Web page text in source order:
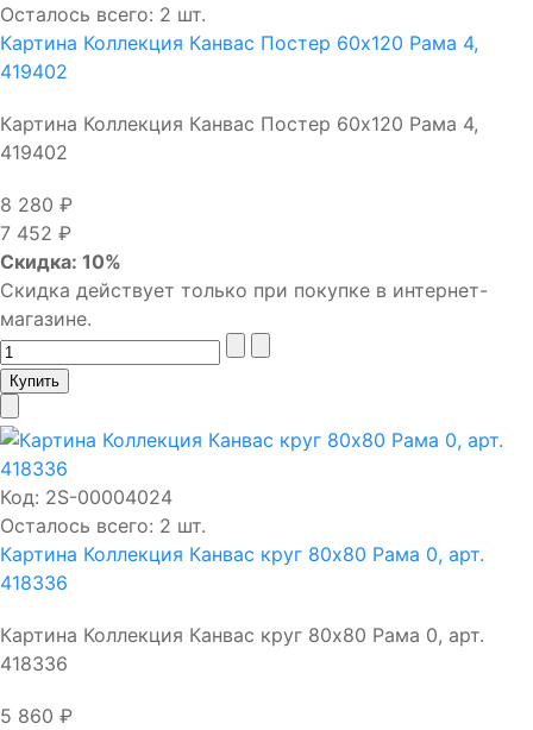
Осталось всего: 2 шт.
Картина Коллекция Канвас Постер 60х120 Рама 4,
419402
Картина Коллекция Канвас Постер 60х120 Рама 4,
419402
8 280 ₽
7 452 ₽
Скидка: 10%
Скидка действует только при покупке в интернет-
магазине.
Код: 2S-00004024
Осталось всего: 2 шт.
Картина Коллекция Канвас круг 80х80 Рама 0, арт.
418336
Картина Коллекция Канвас круг 80х80 Рама 0, арт.
418336
5 860 ₽